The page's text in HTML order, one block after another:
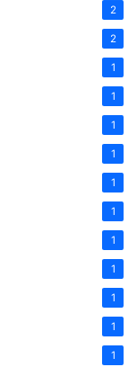
2
2
1
1
1
1
1
1
1
1
1
1
1